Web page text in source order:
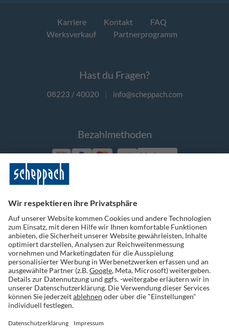
Karriere Kontakt
FAQ
Werksverkauf
Partnerprogramm
Hast du Fragen?
08223 / 40020 | info@scheppach.com
Bezahlmethoden
Vorkasse
Folge uns auf Social Media